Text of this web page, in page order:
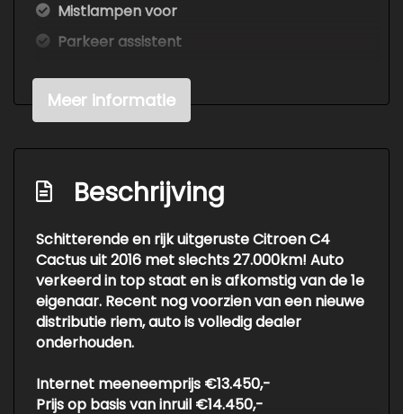
Mistlampen voor
Parkeer assistent
Parkeersensor voor
Overige
Anti blokkeer systeem
Anti doorslip regeling
Bestuurdersairbag
Bluetooth
Brake assist system
Elektronisch stabiliteits programma
Hoofd airbag(s) voor
Meer informatie
Beschrijving
Schitterende en rijk uitgeruste Citroen C4
Cactus uit 2016 met slechts 27.000km! Auto
verkeerd in top staat en is afkomstig van de 1e
eigenaar. Recent nog voorzien van een nieuwe
distributie riem, auto is volledig dealer
onderhouden.
Internet meeneemprijs €13.450,-
Prijs op basis van inruil €14.450,-